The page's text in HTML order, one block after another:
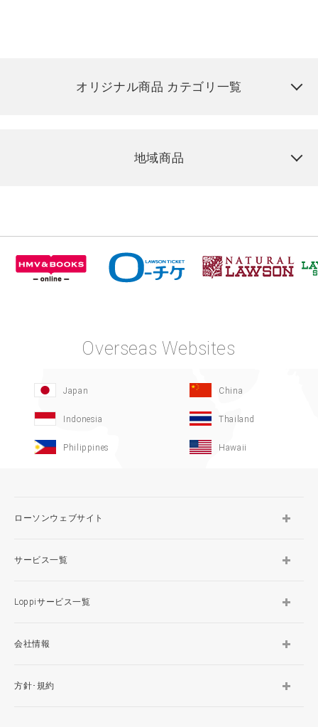
オリジナル商品 カテゴリ一覧
地域商品
Overseas Websites
Japan China
Indonesia Thailand
Philippines Hawaii
ローソンウェブサイト
サービス一覧
Loppiサービス一覧
会社情報
方針･規約